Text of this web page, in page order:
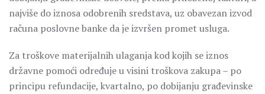
najviše do iznosa odobrenih sredstava, uz obavezan izvod
računa poslovne banke da je izvršen promet usluga.
Za troškove materijalnih ulaganja kod kojih se iznos
državne pomoći određuje u visini troškova zakupa – po
principu refundacije, kvartalno, po dobijanju građevinske